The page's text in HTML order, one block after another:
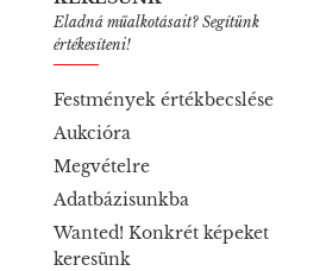
Eladná műalkotásait? Segítünk
értékesíteni!
Festmények értékbecslése
Aukcióra
Megvételre
Adatbázisunkba
Wanted! Konkrét képeket
keresünk